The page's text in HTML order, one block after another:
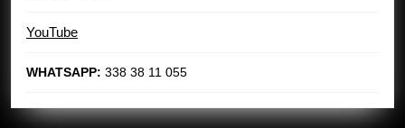
YouTube
WHATSAPP: 338 38 11 055